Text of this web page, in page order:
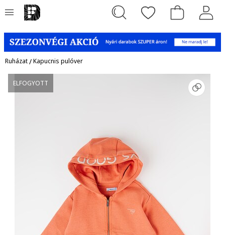
Ruházat/Kapucnis pulóver
ELFOGYOTT